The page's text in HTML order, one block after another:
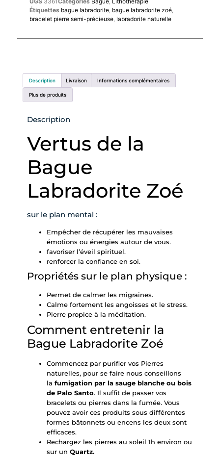
Étiquettes bague labradorite, bague labradorite zoé,
bracelet pierre semi-précieuse, labradorite naturelle
Description Livraison Informations complémentaires
Plus de produits
Description
Vertus de la
Bague
Labradorite Zoé
sur le plan mental :
Empêcher de récupérer les mauvaises
émotions ou énergies autour de vous.
favoriser l’éveil spirituel.
renforcer la confiance en soi.
Propriétés sur le plan physique :
Permet de calmer les migraines.
Calme fortement les angoisses et le stress.
Pierre propice à la méditation.
Comment entretenir la
Bague Labradorite Zoé
Commencez par purifier vos Pierres
naturelles, pour se faire nous conseillons
la fumigation par la sauge blanche ou bois
de Palo Santo. Il suffit de passer vos
bracelets ou pierres dans la fumée. Vous
pouvez avoir ces produits sous différentes
formes bâtonnets ou encens les deux sont
efficaces.
Rechargez les pierres au soleil 1h environ ou
sur un Quartz.